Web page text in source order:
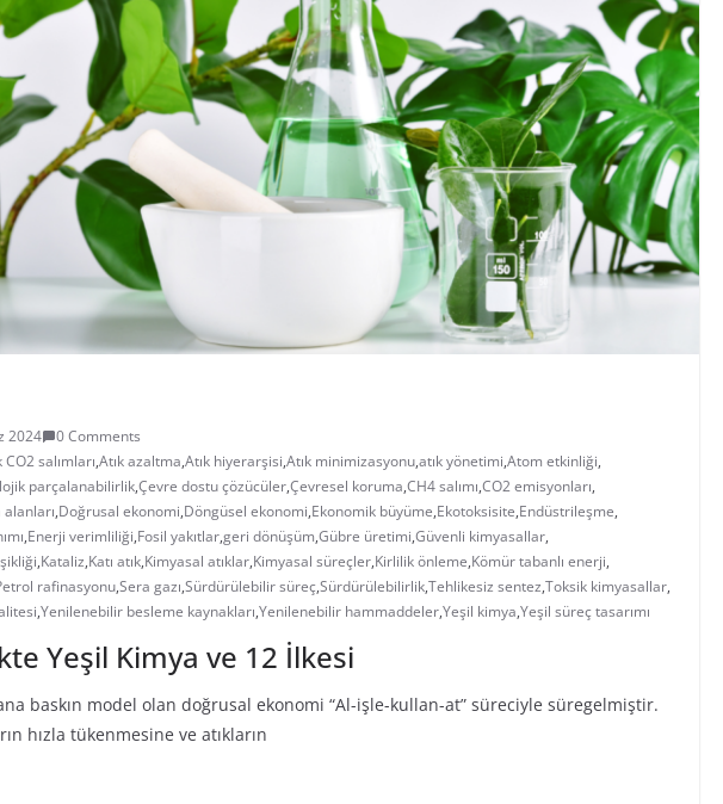
2024
0 Comments
salımları,Atık azaltma,Atık hiyerarşisi,Atık minimizasyonu,atık yönetimi,Atom etkinliği,
parçalanabilirlik,Çevre dostu çözücüler,Çevresel koruma,CH4 salımı,CO2 emisyonları,
,Doğrusal ekonomi,Döngüsel ekonomi,Ekonomik büyüme,Ekotoksisite,Endüstrileşme,
,Enerji verimliliği,Fosil yakıtlar,geri dönüşüm,Gübre üretimi,Güvenli kimyasallar,
,Kataliz,Katı atık,Kimyasal atıklar,Kimyasal süreçler,Kirlilik önleme,Kömür tabanlı enerji,
rafinasyonu,Sera gazı,Sürdürülebilir süreç,Sürdürülebilirlik,Tehlikesiz sentez,Toksik kimyasallar,
,Yenilenebilir besleme kaynakları,Yenilenebilir hammaddeler,Yeşil kimya,Yeşil süreç tasarımı
Yeşil Kimya ve 12 İlkesi
baskın model olan doğrusal ekonomi “Al-işle-kullan-at” süreciyle süregelmiştir.
hızla tükenmesine ve atıkların